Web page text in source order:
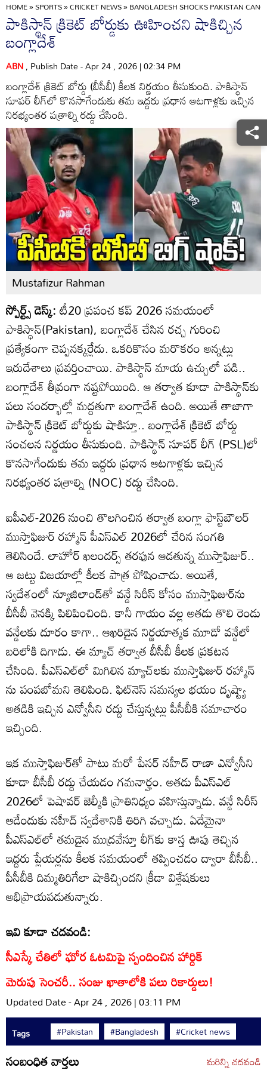
HOME»SPORTS»CRICKET NEWS»BANGLADESH SHOCKS PAKISTAN
పాకిస్థాన్ క్రికెట్ బోర్డుకు ఊహించని షాకిచ్చిన
బంగ్లాదేశ్
ABN, Publish Date - Apr 24 , 2026 | 02:34 PM
బంగ్లాదేశ్‌ క్రికెట్‌ బోర్డు (బీసీబీ) కీలక నిర్ణయం తీసుకుంది. పాకిస్థాన్
సూపర్‌ లీగ్‌‌లో కొనసాగేందుకు తమ ఇద్దరు ప్రధాన ఆటగాళ్లకు ఇచ్చిన
నిరభ్యంతర పత్రాల్ని రద్దు చేసింది.
Mustafizur Rahman
స్పోర్ట్స్ డెస్క్:టీ20 ప్రపంచ కప్ 2026 సమయంలో
పాకిస్థాన్(Pakistan), బంగ్లాదేశ్ చేసిన రచ్చ గురించి
ప్రత్యేకంగా చెప్పనక్కర్లేదు. ఒకరికొసం మరొకరం అన్నట్లు
ఇరుదేశాలు ప్రవర్తించాయి. పాకిస్థాన్ మాయ ఉచ్చులో పడి..
బంగ్లాదేశ్ తీవ్రంగా నష్టపోయింది. ఆ తర్వాత కూడా పాకిస్థాన్‌కు
పలు సందర్భాల్లో మద్దతుగా బంగ్లాదేశ్ ఉంది. అయితే తాజాగా
పాకిస్థాన్ క్రికెట్ బోర్డుకు షాకిస్తూ.. బంగ్లాదేశ్ క్రికెట్ బోర్డు
సంచలన నిర్ణయం తీసుకుంది. పాకిస్థాన్‌ సూపర్‌ లీగ్‌ (PSL)లో
కొనసాగేందుకు తమ ఇద్దరు ప్రధాన ఆటగాళ్లకు ఇచ్చిన
నిరభ్యంతర పత్రాల్ని (NOC) రద్దు చేసింది.
ఐపీఎల్‌-2026 నుంచి తొలగించిన తర్వాత బంగ్లా ఫాస్ట్‌బౌలర్‌
ముస్తాఫిజుర్‌ రహ్మాన్‌ పీఎస్‌ఎల్‌ 2026లో చేరిన సంగతి
తెలిసిందే. లాహోర్‌ ఖలందర్స్‌ తరఫున ఆడతున్న ముస్తాఫిజుర్‌..
ఆ జట్టు విజయాల్లో కీలక పాత్ర పోషించాడు. అయితే,
స్వదేశంలో న్యూజిలాండ్‌తో వన్డే సిరీస్‌ కోసం ముస్తాఫిజుర్‌ను
బీసీబీ వెనక్కి పిలిపించింది. కానీ గాయం వల్ల అతడు తొలి రెండు
వన్డేలకు దూరం కాగా.. ఆఖరిదైన నిర్ణయాత్మక మూడో వన్డేలో
బరిలోకి దిగాడు. ఈ మ్యాచ్‌ తర్వాత బీసీబీ కీలక ప్రకటన
చేసింది. పీఎస్‌ఎల్‌లో మిగిలిన మ్యాచ్‌లకు ముస్తాఫిజుర్‌ రహ్మాన్‌
ను పంపబోమని తెలిపింది. ఫిట్‌నెస్‌ సమస్యల భయం దృష్ట్యా
అతడికి ఇచ్చిన ఎన్వోసీని రద్దు చేస్తున్నట్లు పీసీబీకి సమాచారం
ఇచ్చింది.
ఇక ముస్తాఫిజుర్‌తో పాటు మరో పేసర్‌ నహీద్‌ రాణా ఎన్వోసీని
కూడా బీసీబీ రద్దు చేయడం గమనార్హం. అతడు పీఎస్‌ఎల్‌
2026లో పెషావర్‌ జెల్మీకి ప్రాతినిధ్యం వహిస్తున్నాడు. వన్డే సిరీస్‌
ఆడేందుకు నహీద్‌ స్వదేశానికి తిరిగి వచ్చాడు. ఏదేమైనా
పీఎస్‌ఎల్‌లో తమదైన ముద్రవేస్తూ లీగ్‌కు కాస్త ఊపు తెచ్చిన
ఇద్దరు ప్లేయర్లను కీలక సమయంలో తప్పించడం ద్వారా బీసీబీ..
పీసీబీకి దిమ్మతిరిగేలా షాకిచ్చిందని క్రీడా విశ్లేషకులు
అభిప్రాయపడుతున్నారు.
ఇవి కూడా చదవండి:
సీఎస్కే చేతిలో ఘోర ఓటమిపై స్పందించిన హార్దిక్
మెరుపు సెంచరీ.. సంజు ఖాతాలోకి పలు రికార్డులు!
Updated Date - Apr 24 , 2026 | 03:11 PM
Tags #Pakistan #Bangladesh #Cricket news
సంబంధిత వార్తలు మరిన్ని చదవండి